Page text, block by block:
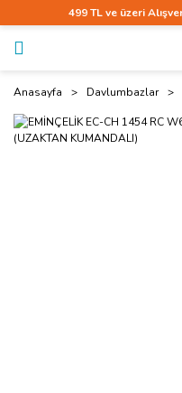
499 TL ve üzeri
Anasayfa Davlumbazlar